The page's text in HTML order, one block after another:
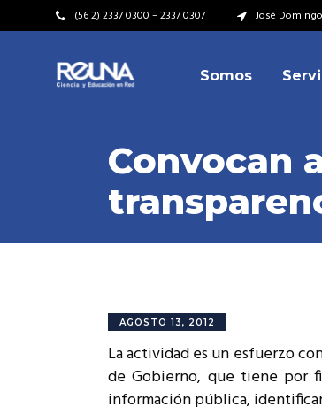
(56 2) 2337 0300 – 2337 0307 José
Somos
Video Institucional
Plan Estratégico
Valores
Historia
Kit de Identidad
Video Institucional
Misión – Visión
Valores
Cumplimiento Legal
Convocan
AGOSTO 13, 2012
La actividad es un esfuerzo
de Gobierno, que tiene por
información pública,